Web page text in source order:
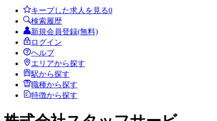
キープした求人を見る0
検索履歴
新規会員登録(無料)
ログイン
ヘルプ
エリアから探す
駅から探す
職種から探す
特徴から探す